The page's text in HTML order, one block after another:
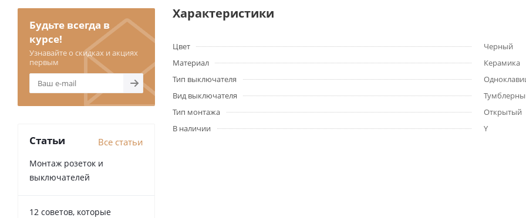
Характеристики
Цвет
Черный
Материал
Керамика
Тип выключателя
Вид выключателя
Тип монтажа
Открытый
В наличии
Y
Будьте всегда в
курсе!
Узнавайте о скидках и акциях
первым
Статьи Все статьи
Монтаж розеток и
выключателей
12 советов, которые